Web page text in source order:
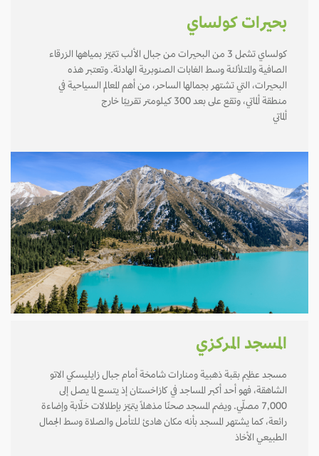
بحيرات كولساي
كولساي تشمل 3 من البحيرات من جبال الألب تتميّز بمياهها الزرقاء
الصافية والمتلألئة وسط الغابات الصنوبرية الهادئة. وتعتبر هذه
البحيرات، التي تشتهر بجمالها الساحر، من أهم المعالم السياحية في
منطقة ألماتي، وتقع على بعد 300 كيلومتر تقريبًا خارج
ألماتي
المسجد المركزي
مسجد عظيم بقبة ذهبية ومنارات شامخة أمام جبال زايليسكي الاتو
الشاهقة، فهو أحد أكبر المساجد في كازاخستان إذ يتسع لما يصل إلى
7,000 مصلّي. ويضم المسجد صحنًا مذهلًا يتميّز بإطلالات خلّابة وإضاءة
رائعة، كما يشتهر المسجد بأنه مكان هادئ للتأمل والصلاة وسط الجمال
الطبيعي الأخاذ